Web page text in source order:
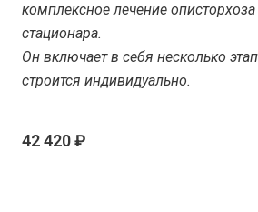
комплексное лечение
стационара.
Он включает в себя несколько
строится индивидуально.
42 420 ₽